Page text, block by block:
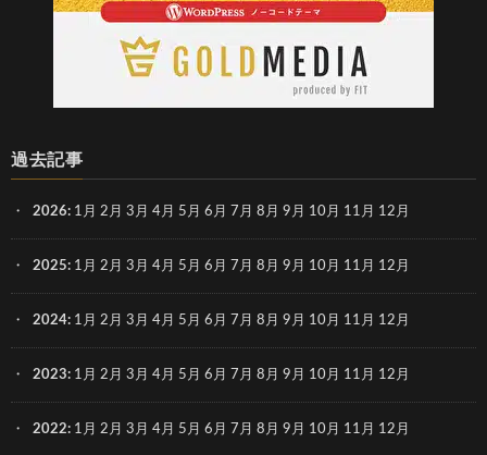
過去記事
2026: 1月 2月 3月 4月 5月 6月 7月 8月 9月 10月 11月 12月
2025: 1月 2月 3月 4月 5月 6月 7月 8月 9月 10月 11月 12月
2024: 1月 2月 3月 4月 5月 6月 7月 8月 9月 10月 11月 12月
2023: 1月 2月 3月 4月 5月 6月 7月 8月 9月 10月 11月 12月
2022: 1月 2月 3月 4月 5月 6月 7月 8月 9月 10月 11月 12月